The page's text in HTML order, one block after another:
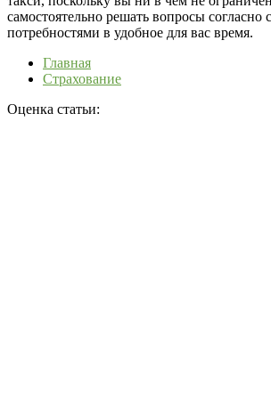
самостоятельно решать вопросы согласно
потребностями в удобное для вас время.
Главная
Страхование
Оценка статьи: